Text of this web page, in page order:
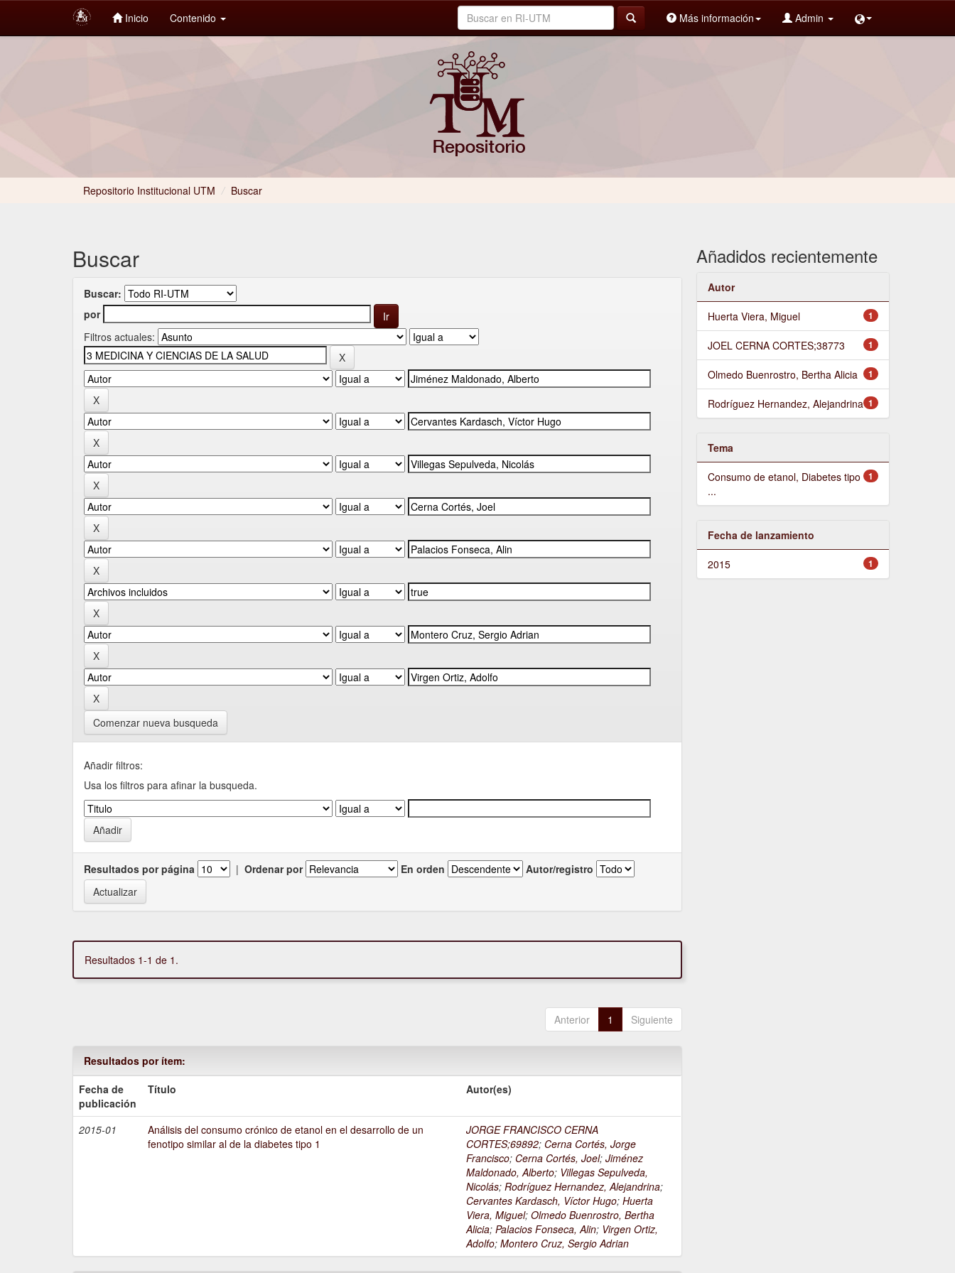
Inicio Contenido Más información Admin
Repositorio Institucional UTM / Buscar
Buscar
Buscar:
por
Filtros actuales:
Comenzar nueva busqueda
Añadir filtros:
Usa los filtros para afinar la busqueda.
Resultados por página | Ordenar por En orden Autor/registro
Resultados 1-1 de 1.
Anterior 1 Siguiente
Resultados por ítem:
Fecha de
publicación
Título Autor(es)
2015-01
Análisis del consumo crónico de etanol en el desarrollo de un
fenotipo similar al de la diabetes tipo 1
JORGE FRANCISCO CERNA
CORTES;69892; Cerna Cortés, Jorge
Francisco; Cerna Cortés, Joel;Jiménez
Maldonado, Alberto; Villegas Sepulveda,
Nicolás;Rodríguez Hernandez, Alejandrina;
Cervantes Kardasch, Víctor Hugo;Huerta
Viera, Miguel;Olmedo Buenrostro, Bertha
Alicia;Palacios Fonseca, Alin; Virgen Ortiz,
Adolfo;Montero Cruz, Sergio Adrian
Añadidos recientemente
Autor
1
Huerta Viera, Miguel
1
JOEL CERNA CORTES;38773
1
Olmedo Buenrostro, Bertha Alicia
1
Rodríguez Hernandez, Alejandrina
Tema
1
Consumo de etanol, Diabetes tipo
...
Fecha de lanzamiento
1
2015